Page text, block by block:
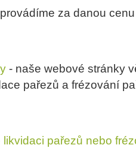
za danou
- naše webové stránky
pařezů a frézování
pařezů nebo